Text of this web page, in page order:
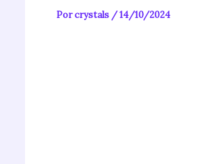
Porcrystals /14/10/2024